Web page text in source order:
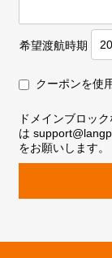
希望渡航時期
クーポンを使
ドメインブロッ
は
をお願いします。